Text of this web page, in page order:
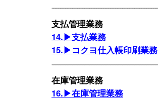
支払管理業務
14.▶支払業務
15.▶コクヨ仕入帳印刷業務
在庫管理業務
16.▶在庫管理業務